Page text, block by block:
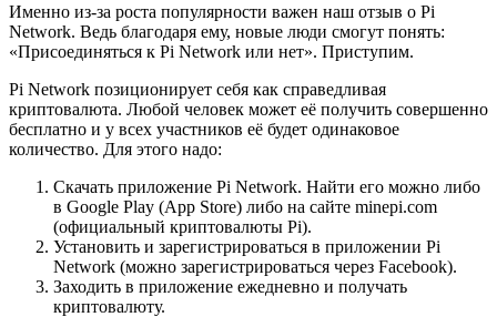
Именно из-за роста популярности важен наш отзыв о Pi
Network. Ведь благодаря ему, новые люди смогут понять:
«Присоединяться к Pi Network или нет». Приступим.
Pi Network позиционирует себя как справедливая
криптовалюта. Любой человек может её получить совершенно
бесплатно и у всех участников её будет одинаковое
количество. Для этого надо:
Скачать приложение Pi Network. Найти его можно либо
в Google Play (App Store) либо на сайте minepi.com
(официальный криптовалюты Pi).
Установить и зарегистрироваться в приложении Pi
Network (можно зарегистрироваться через Facebook).
Заходить в приложение ежедневно и получать
криптовалюту.